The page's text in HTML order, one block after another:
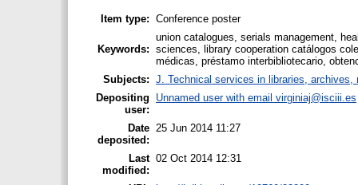
Item type: Conference poster
Keywords:
union catalogues, serials management,
sciences, library cooperation catálogos
médicas, préstamo interbibliotecario,
Subjects: J. Technical services in libraries, archives,
Depositing
user:
Unnamed user with email virginiaj@isciii.es
Date
deposited:
25 Jun 2014 11:27
Last
modified:
02 Oct 2014 12:31